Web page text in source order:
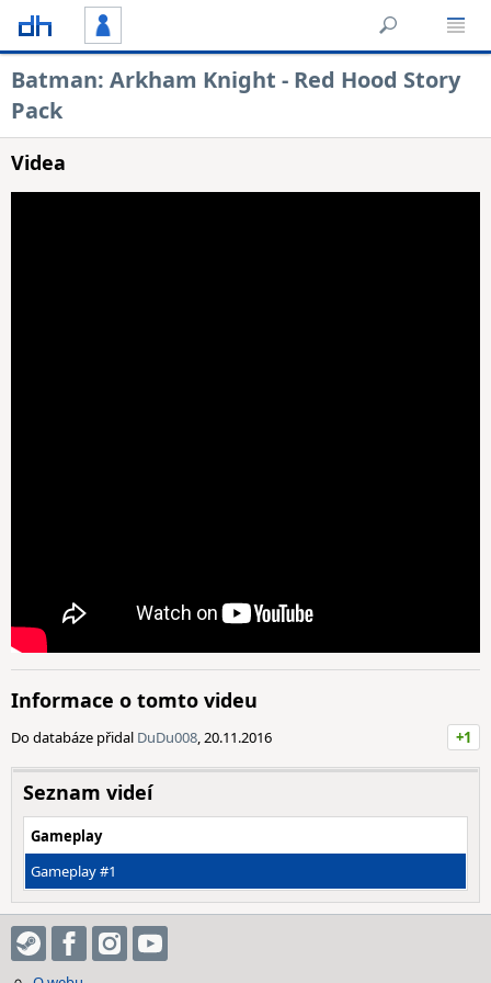
Batman: Arkham Knight - Red Hood Story
Pack
Videa
Informace o tomto videu
Do databáze přidal DuDu008, 20.11.2016 +1
Seznam videí
Gameplay
Gameplay #1